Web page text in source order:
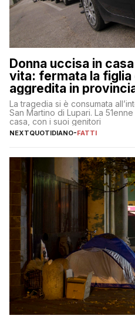
Donna uccisa in
vita: fermata la figlia
aggredita in
La tragedia si è consumata
San Martino di Lupari. La
casa, con i suoi genitori
NEXTQUOTIDIANO-FATTI